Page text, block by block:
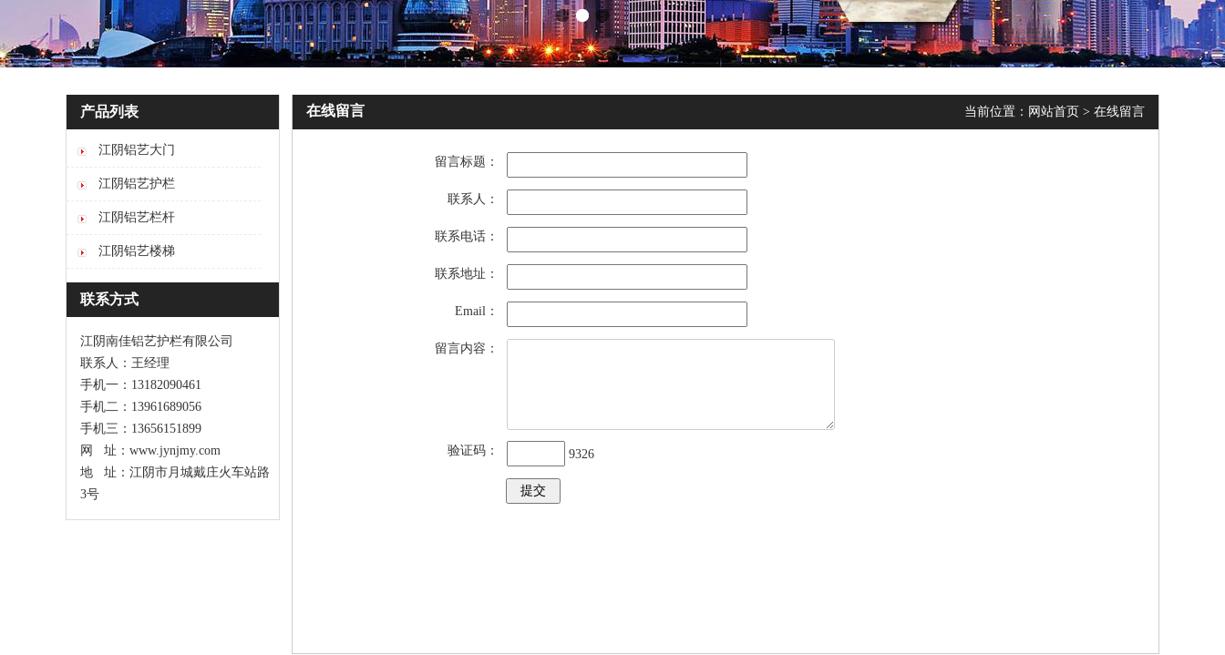
产品列表
江阴铝艺大门
江阴铝艺护栏
江阴铝艺栏杆
江阴铝艺楼梯
联系方式
江阴南佳铝艺护栏有限公司
联系人：王经理
手机一：13182090461
手机二：13961689056
手机三：13656151899
网 址：www.jynjmy.com
地 址：江阴市月城戴庄火车站路
3号
当前位置： 网站首页 > 在线留言
在线留言
留言标题：
联系人：
联系电话：
联系地址：
Email：
留言内容：
验证码： 9326